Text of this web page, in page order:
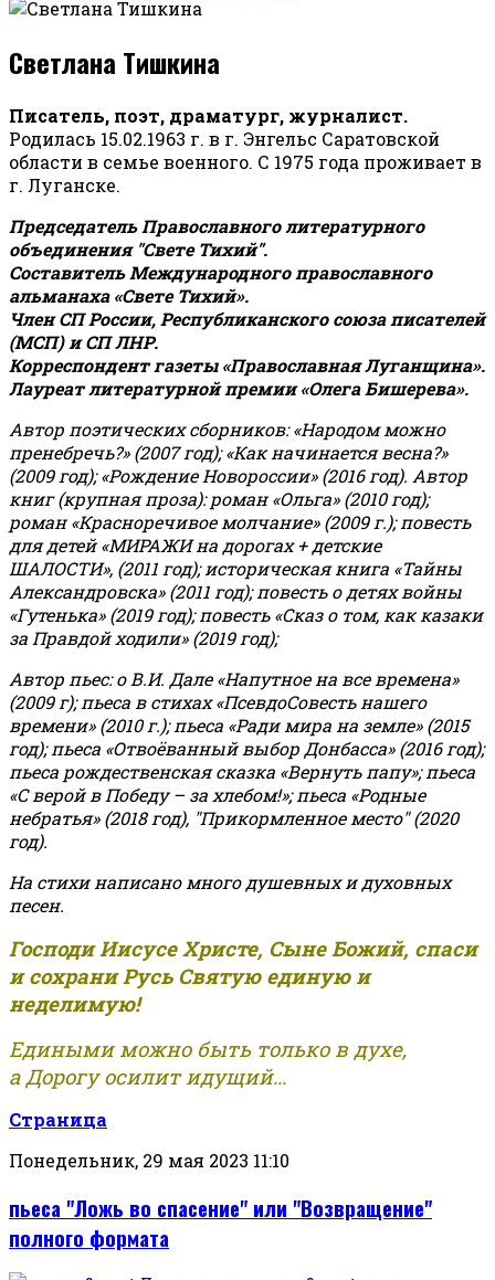
Светлана Тишкина
Писатель, поэт, драматург, журналист.
Родилась 15.02.1963 г. в г. Энгельс Саратовской
области в семье военного. С 1975 года проживает в
г. Луганске.
Председатель Православного литературного
объединения "Свете Тихий".
Составитель Международного православного
альманаха «Свете Тихий».
Член СП России, Республиканского союза писателей
(МСП) и СП ЛНР.
Корреспондент газеты «Православная Луганщина».
Лауреат литературной премии «Олега Бишерева».
Автор поэтических сборников: «Народом можно
пренебречь?» (2007 год); «Как начинается весна?»
(2009 год); «Рождение Новороссии» (2016 год). Автор
книг (крупная проза): роман «Ольга» (2010 год);
роман «Красноречивое молчание» (2009 г.); повесть
для детей «МИРАЖИ на дорогах + детские
ШАЛОСТИ», (2011 год); историческая книга «Тайны
Александровска» (2011 год); повесть о детях войны
«Гутенька» (2019 год); повесть «Сказ о том, как казаки
за Правдой ходили» (2019 год);
Автор пьес: о В.И. Дале «Напутное на все времена»
(2009 г); пьеса в стихах «ПсевдоСовесть нашего
времени» (2010 г.); пьеса «Ради мира на земле» (2015
год); пьеса «Отвоёванный выбор Донбасса» (2016 год);
пьеса рождественская сказка «Вернуть папу»; пьеса
«С верой в Победу – за хлебом!»;пьеса «Родные
небратья» (2018 год), "Прикормленное место" (2020
год).
На стихи написано много душевных и духовных
песен.
Господи Иисусе Христе, Сыне Божий, спаси
и сохрани Русь Святую единую и
неделимую!
Едиными можно быть только в духе,
а Дорогу осилит идущий...
Страница
Понедельник, 29 мая 2023 11:10
пьеса "Ложь во спасение" или "Возвращение"
полного формата